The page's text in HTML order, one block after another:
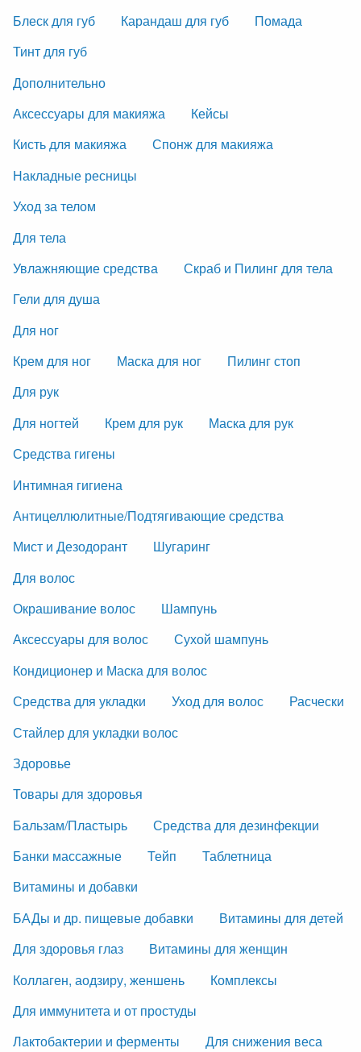
Блеск для губ
Карандаш для губ
Помада
Тинт для губ
Дополнительно
Аксессуары для макияжа
Кейсы
Кисть для макияжа
Спонж для макияжа
Накладные ресницы
Уход за телом
Для тела
Увлажняющие средства
Скраб и Пилинг для тела
Гели для душа
Для ног
Крем для ног
Маска для ног
Пилинг стоп
Для рук
Для ногтей
Крем для рук
Маска для рук
Средства гигены
Интимная гигиена
Антицеллюлитные/Подтягивающие средства
Мист и Дезодорант
Шугаринг
Для волос
Окрашивание волос
Шампунь
Аксессуары для волос
Сухой шампунь
Кондиционер и Маска для волос
Средства для укладки
Уход для волос
Расчески
Стайлер для укладки волос
Здоровье
Товары для здоровья
Бальзам/Пластырь
Средства для дезинфекции
Банки массажные
Тейп
Таблетница
Витамины и добавки
БАДы и др. пищевые добавки
Витамины для детей
Для здоровья глаз
Витамины для женщин
Коллаген, аодзиру, женшень
Комплексы
Для иммунитета и от простуды
Лактобактерии и ферменты
Для снижения веса